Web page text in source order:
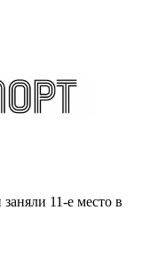
11-е место в